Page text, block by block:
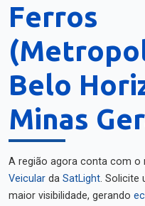
Ferros
Belo
Minas
A região agora conta com o
Veicular da SatLight. Solicite
maior visibilidade, gerando